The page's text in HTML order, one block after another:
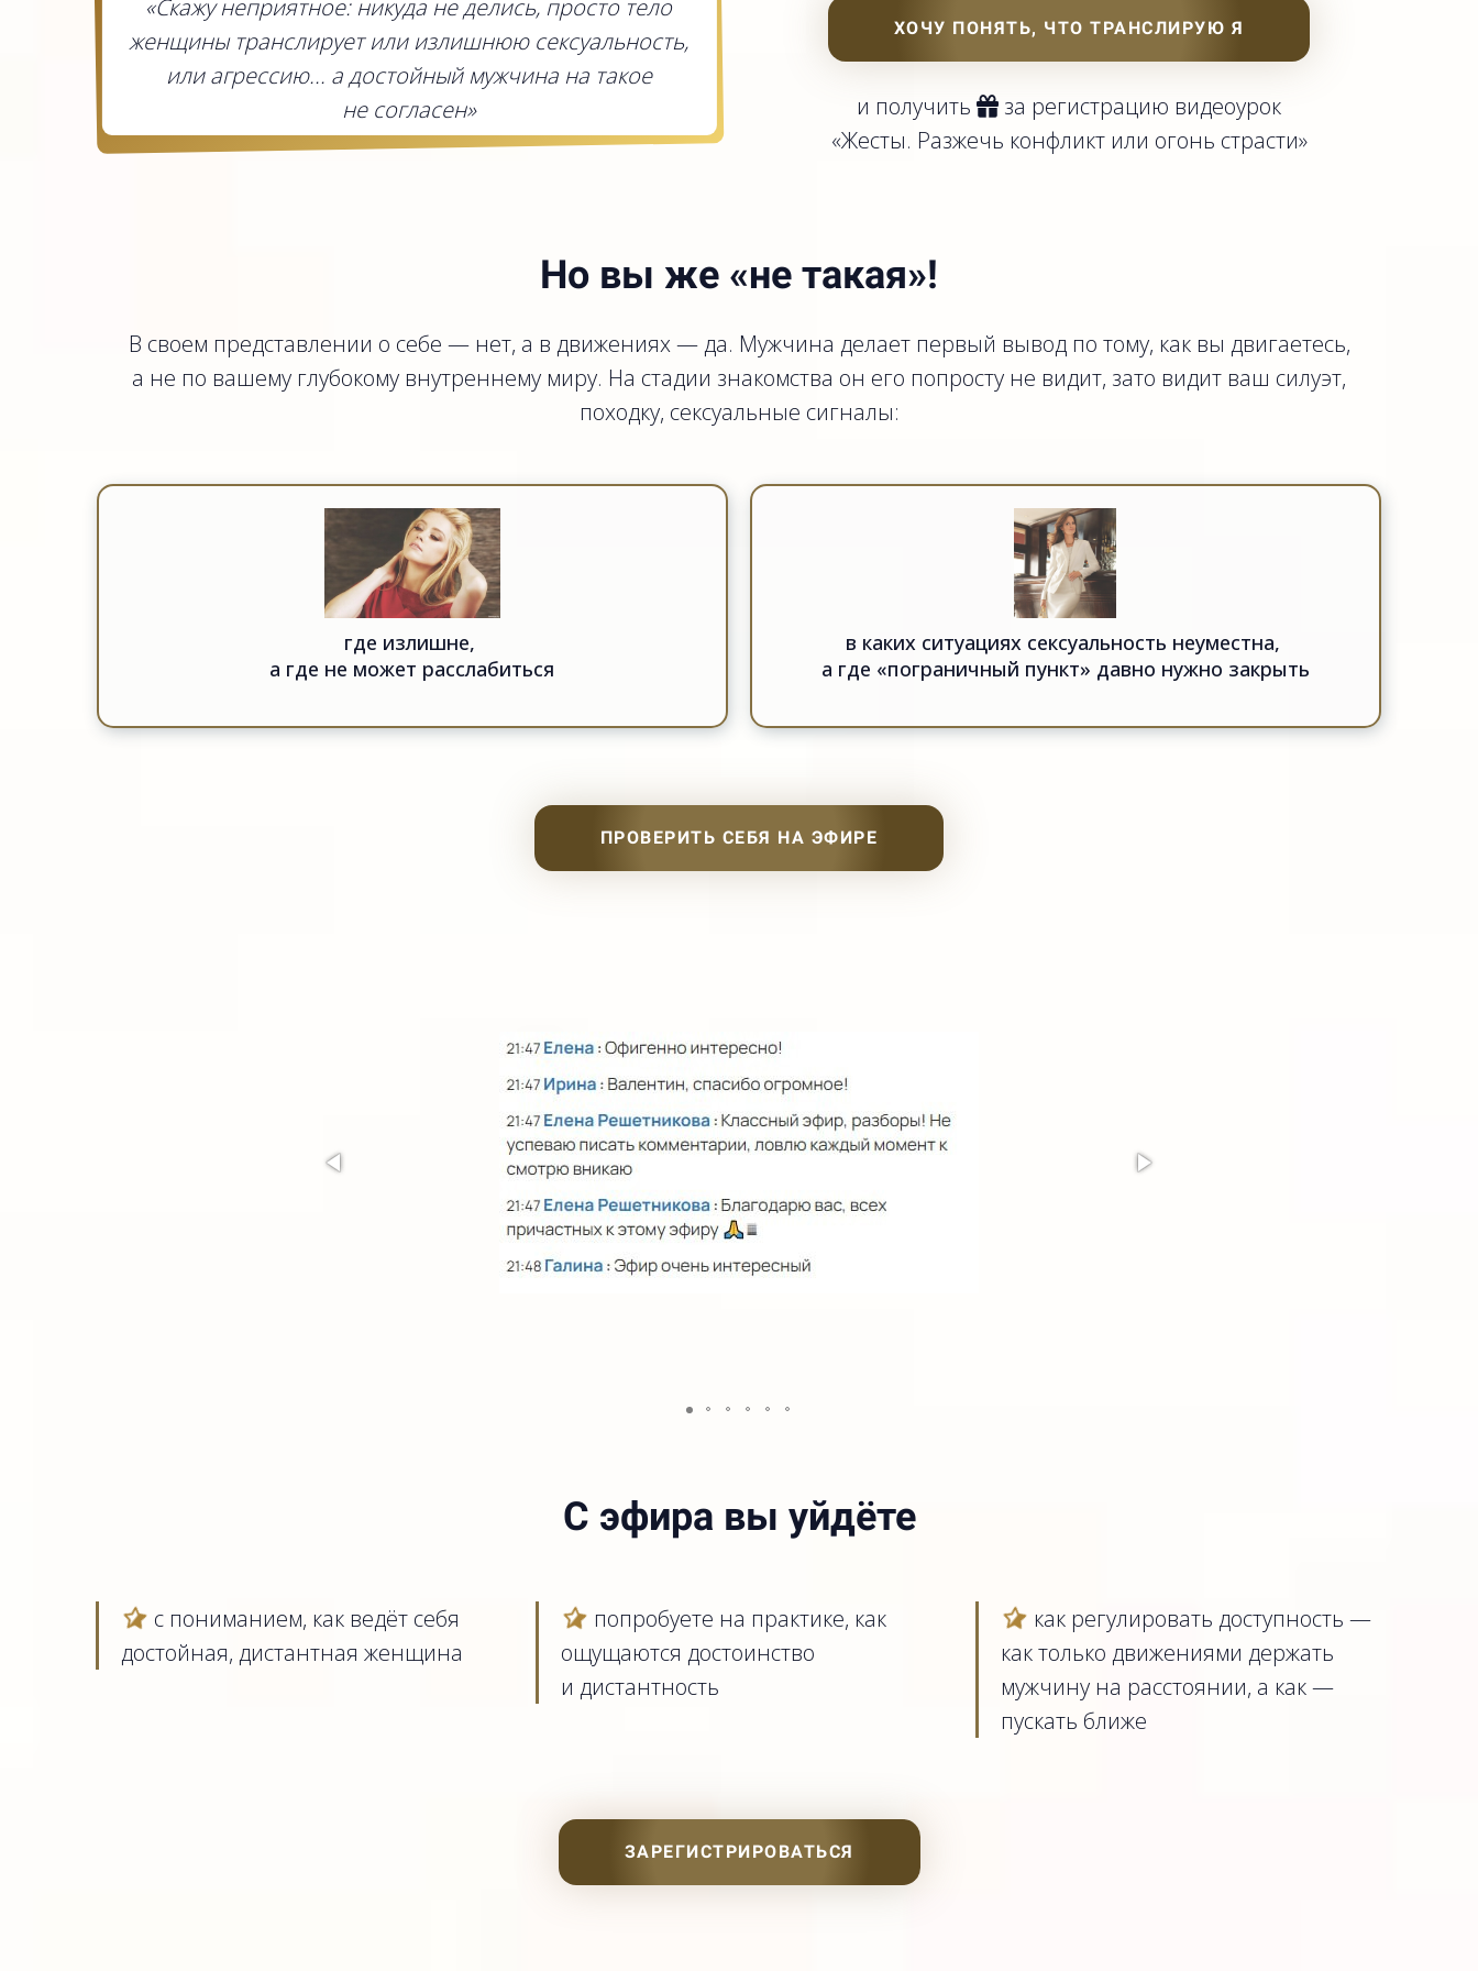
«Скажу неприятное: никуда не делись, просто тело
женщины транслирует или излишнюю сeксуальность,
или агрессию... а достойный мужчина на такое
не согласен»
ХОЧУ ПОНЯТЬ, ЧТО ТРАНСЛИРУЮ Я
и получить
за регистрацию видеоурок
«Жесты. Разжечь конфликт или огонь страсти»
Но вы же «не такая»!
В своем представлении о себе — нет, а в движениях — да. Мужчина делает первый вывод по тому, как вы двигаетесь,
а не по вашему глубокому внутреннему миру. На стадии знакомства он его попросту не видит, зато видит ваш силуэт,
походку, сeксуальные сигналы:
где излишне,
а где не может расслабиться
в каких ситуациях сeксуальность неуместна,
а где «пограничный пункт» давно нужно закрыть
ПРОВЕРИТЬ СЕБЯ НА ЭФИРЕ
С эфира вы уйдёте
с пониманием, как ведёт себя
достойная, дистантная женщина
попробуете на практике, как
ощущаются достоинство
и дистантность
как регулировать доступность —
как только движениями держать
мужчину на расстоянии, а как —
пускать ближе
ЗАРЕГИСТРИРОВАТЬСЯ